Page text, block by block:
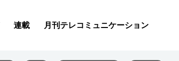
連載 月刊テレコミュニケーション